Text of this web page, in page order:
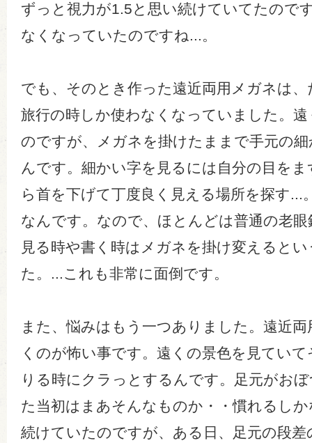
ずっと視力が1.5と思い続けていてたので
なくなっていたのですね...。
でも、そのとき作った遠近両用メガネは
旅行の時しか使わなくなっていました。
のですが、メガネを掛けたままで手元の
んです。細かい字を見るには自分の目を
ら首を下げて丁度良く見える場所を探す...
なんです。なので、ほとんどは普通の老
見る時や書く時はメガネを掛け変えると
た。...これも非常に面倒です。
また、悩みはもう一つありました。遠近
くのが怖い事です。遠くの景色を見てい
りる時にクラっとするんです。足元がお
た当初はまあそんなものか・・慣れるし
続けていたのですが、ある日、足元の段